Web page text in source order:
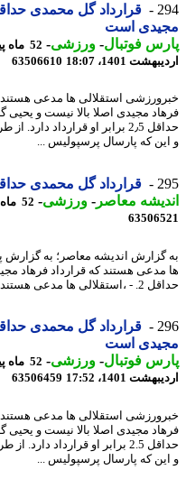
است
فوتبال-ورزشی-
1401، 18:07
63506610
استقلالی ها مدعی هستند که
مجیدی اصلا بالا نیست و یحیی گل
حداقل 2٫5 برابر او قرارداد دارد.
که پارسال پرسپولیس ...
قرارداد گل محمدی حداقل 2.5 برابر مجیدی است
معاصر-ورزشی-52 ماه پیش - دوشنبه 5 اردیبهشت 1401، 18:00
اندیشه معاصر؛ به گزارش
هستند که قرارداد فرهاد مجیدی
هستند که قرارداد ...
است
فوتبال-ورزشی-
1401، 17:52
63506459
استقلالی ها مدعی هستند که
مجیدی اصلا بالا نیست و یحیی گل
حداقل 2.5 برابر او قرارداد دارد.
که پارسال پرسپولیس ...